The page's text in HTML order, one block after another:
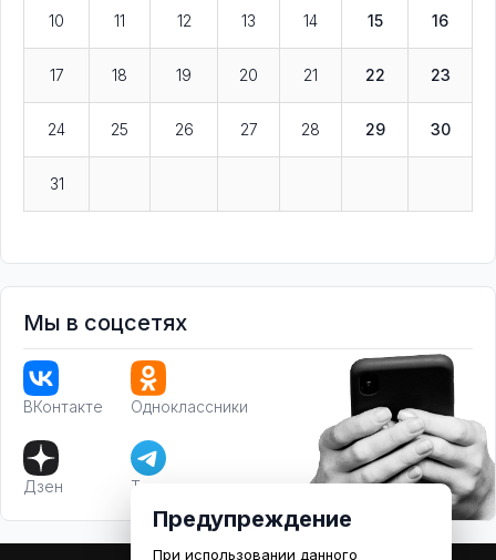
10 11 12 13 14 15 16
17 18 19 20 21 22 23
24 25 26 27 28 29 30
31
Мы в соцсетях
ВКонтакте Одноклассники
Дзен Телеграм
Предупреждение
При использовании данного